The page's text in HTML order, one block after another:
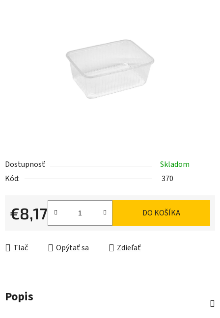
Dostupnosť
Skladom
Kód:
370
€8,17
Jednotková cena:
DO KOŠÍKA
Tlač Opýtať sa Zdieľať
Popis